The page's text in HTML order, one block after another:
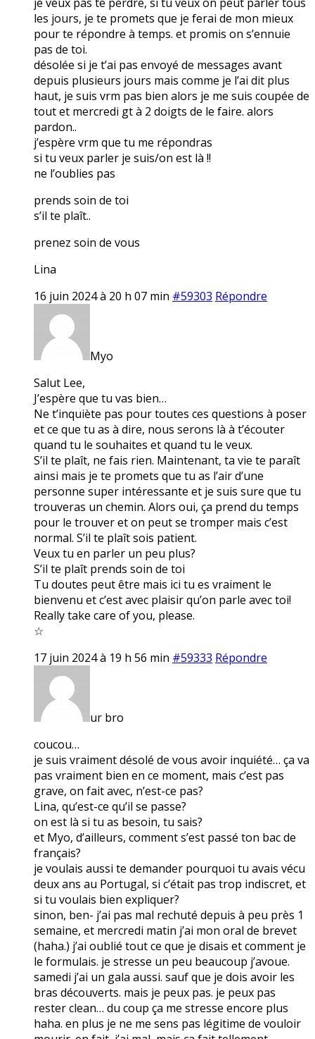
les jours, je te promets que je ferai de mon mieux
pour te répondre à temps. et promis on s’ennuie
pas de toi.
désolée si je t’ai pas envoyé de messages avant
depuis plusieurs jours mais comme je l’ai dit plus
haut, je suis vrm pas bien alors je me suis coupée de
tout et mercredi gt à 2 doigts de le faire. alors
pardon..
j’espère vrm que tu me répondras
si tu veux parler je suis/on est là !!
ne l’oublies pas
prends soin de toi
s’il te plaît..
prenez soin de vous
Lina
16 juin 2024 à 20 h 07 min #59303 Répondre
Myo
Salut Lee,
J’espère que tu vas bien…
Ne t’inquiète pas pour toutes ces questions à poser
et ce que tu as à dire, nous serons là à t’écouter
quand tu le souhaites et quand tu le veux.
S’il te plaît, ne fais rien. Maintenant, ta vie te paraît
ainsi mais je te promets que tu as l’air d’une
personne super intéressante et je suis sure que tu
trouveras un chemin. Alors oui, ça prend du temps
pour le trouver et on peut se tromper mais c’est
normal. S’il te plaît sois patient.
Veux tu en parler un peu plus?
S’il te plaît prends soin de toi
Tu doutes peut être mais ici tu es vraiment le
bienvenu et c’est avec plaisir qu’on parle avec toi!
Really take care of you, please.
☆
17 juin 2024 à 19 h 56 min #59333 Répondre
ur bro
coucou…
je suis vraiment désolé de vous avoir inquiété… ça va
pas vraiment bien en ce moment, mais c’est pas
grave, on fait avec, n’est-ce pas?
Lina, qu’est-ce qu’il se passe?
on est là si tu as besoin, tu sais?
et Myo, d’ailleurs, comment s’est passé ton bac de
français?
je voulais aussi te demander pourquoi tu avais vécu
deux ans au Portugal, si c’était pas trop indiscret, et
si tu voulais bien expliquer?
sinon, ben- j’ai pas mal rechuté depuis à peu près 1
semaine, et mercredi matin j’ai mon oral de brevet
(haha.) j’ai oublié tout ce que je disais et comment je
le formulais. je stresse un peu beaucoup j’avoue.
samedi j’ai un gala aussi. sauf que je dois avoir les
bras découverts. mais je peux pas. je peux pas
rester clean… du coup ça me stresse encore plus
haha. en plus je ne me sens pas légitime de vouloir